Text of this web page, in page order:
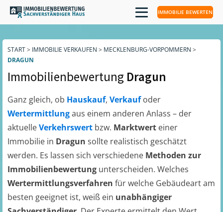
IMMOBILIE BEWERTEN
START> IMMOBILIE VERKAUFEN > MECKLENBURG-VORPOMMERN >
DRAGUN
Immobilienbewertung Dragun
Ganz gleich, ob Hauskauf, Verkaufoder
Wertermittlungaus einem anderen Anlass – der
aktuelleVerkehrswert bzw. Marktwert einer
Immobilie in Dragun sollte realistisch geschätzt
werden. Es lassen sich verschiedene Methoden zur
Immobilienbewertung unterscheiden. Welches
Wertermittlungsverfahren für welche Gebäudeart am
besten geeignet ist, weiß ein unabhängiger